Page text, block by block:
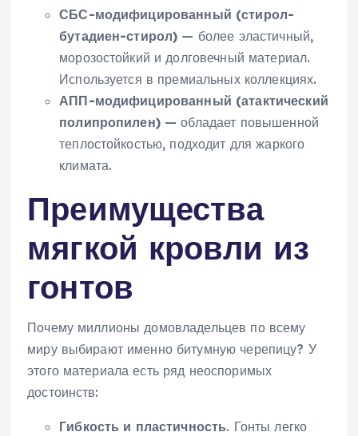
СБС-модифицированный (стирол-
бутадиен-стирол) — более эластичный,
морозостойкий и долговечный материал.
Используется в премиальных коллекциях.
АПП-модифицированный (атактический
полипропилен)— обладает повышенной
теплостойкостью, подходит для жаркого
климата.
Преимущества
мягкой кровли из
гонтов
Почему миллионы домовладельцев по всему
миру выбирают именно битумную черепицу? У
этого материала есть ряд неоспоримых
достоинств:
Гибкость и пластичность. Гонты легко